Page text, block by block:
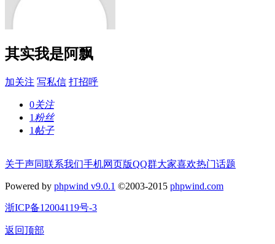
其实我是阿飘
加关注 写私信 打招呼
0关注
1 粉丝
1 帖子
关于声同联系我们手机网页版QQ群大家喜欢热门话题
Powered by phpwind v9.0.1 ©2003-2015 phpwind.com
浙ICP备12004119号-3
返回顶部